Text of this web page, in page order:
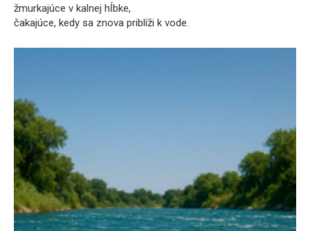
žmurkajúce v kalnej hĺbke,
čakajúce, kedy sa znova priblíži k vode.